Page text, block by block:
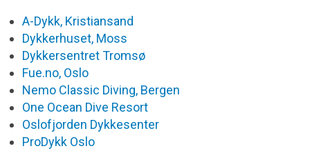
A-Dykk, Kristiansand
Dykkerhuset, Moss
Dykkersentret Tromsø
Fue.no, Oslo
Nemo Classic Diving, Bergen
One Ocean Dive Resort
Oslofjorden Dykkesenter
ProDykk Oslo